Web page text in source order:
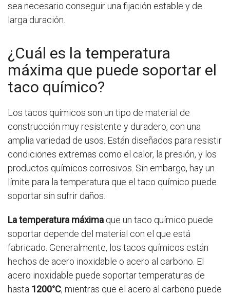
sea necesario conseguir una fijación estable y de
larga duración.
¿Cuál es la temperatura
máxima que puede soportar el
taco químico?
Los tacos químicos son un tipo de material de
construcción muy resistente y duradero, con una
amplia variedad de usos. Están diseñados para resistir
condiciones extremas como el calor, la presión, y los
productos químicos corrosivos. Sin embargo, hay un
límite para la temperatura que el taco químico puede
soportar sin sufrir daños.
La temperatura máxima que un taco químico puede
soportar depende del material con el que está
fabricado. Generalmente, los tacos químicos están
hechos de acero inoxidable o acero al carbono. El
acero inoxidable puede soportar temperaturas de
hasta 1200°C, mientras que el acero al carbono puede